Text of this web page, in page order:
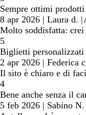
Sempre ottimi prodotti
8 apr 2026 | Laura d. |
Molto soddisfatta: crei
5
Biglietti personalizzati
2 apr 2026 | Federica
Il sito è chiaro e di
4
Bene anche senza il
5 feb 2026 | Sabino N.